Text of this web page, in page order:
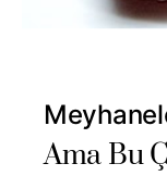
Ama Bu